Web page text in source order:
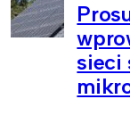
sieci